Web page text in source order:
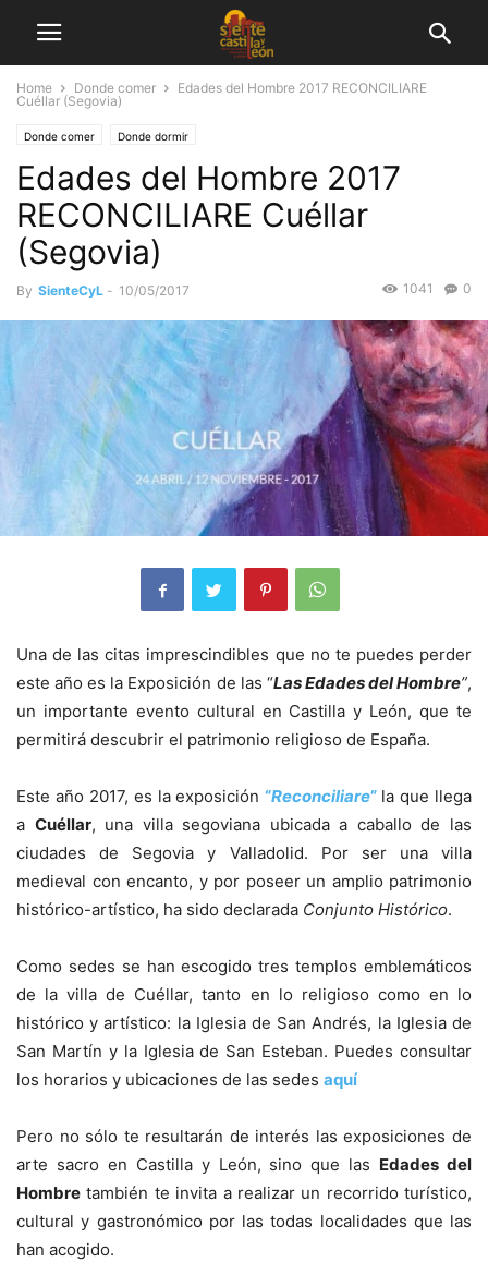
Home Donde comer
Edades del Hombre 2017 RECONCILIARE
Cuéllar (Segovia)
Donde comer Donde dormir
Edades del Hombre 2017
RECONCILIARE Cuéllar
(Segovia)
By SienteCyL - 10/05/2017 0
1041
Una de las citas imprescindibles que no te puedes perder
este año es la Exposición de las “Las Edades del Hombre”,
un importante evento cultural en Castilla y León, que te
permitirá descubrir el patrimonio religioso de España.
Este año 2017, es la exposición“Reconciliare” la que llega
a Cuéllar, una villa segoviana ubicada a caballo de las
ciudades de Segovia y Valladolid. Por ser una villa
medieval con encanto, y por poseer un amplio patrimonio
histórico-artístico, ha sido declarada Conjunto Histórico.
Como sedes se han escogido tres templos emblemáticos
de la villa de Cuéllar, tanto en lo religioso como en lo
histórico y artístico: la Iglesia de San Andrés, la Iglesia de
San Martín y la Iglesia de San Esteban. Puedes consultar
los horarios y ubicaciones de las sedes aquí
Pero no sólo te resultarán de interés las exposiciones de
arte sacro en Castilla y León, sino que las Edades del
Hombre también te invita a realizar un recorrido turístico,
cultural y gastronómico por las todas localidades que las
han acogido.